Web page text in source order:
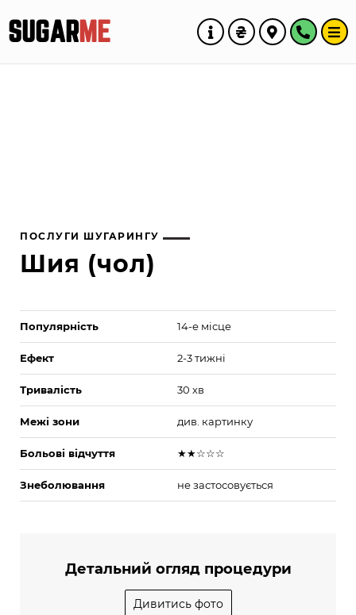
SUGARME
ПОСЛУГИ ШУГАРИНГУ
Шия (чол)
Популярність 14-е місце
Ефект 2-3 тижні
Тривалість 30 хв
Межі зони див. картинку
Больові відчуття ★★☆☆☆
Знеболювання не застосовується
Детальний огляд процедури
Дивитись фото